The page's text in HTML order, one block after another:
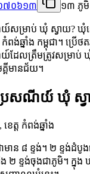
៧០៦១៣ ១៣ ភូមិ
ម្រាប់ ឃុំ ស្វាយ? ឃុំន
កំពង់ឆ្នាំង កម្ពុជា។ ប្រើ
ែលត្រឹមត្រូវសម្រាប់
គីមានជ័យ។
សណីយ៍ ឃុំ ស្វា
េត្ត កំពង់ឆ្នាំង
៨ ខ្ទង់។ ២ ខ្ទង់ដំបូងជា
២ ខ្ទង់ចុងជាភូមិ។ ក្នុង